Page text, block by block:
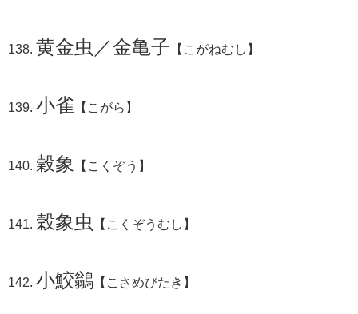
黄金虫／金亀子 【こがねむし】
小雀 【こがら】
穀象 【こくぞう】
穀象虫 【こくぞうむし】
小鮫鶲 【こさめびたき】